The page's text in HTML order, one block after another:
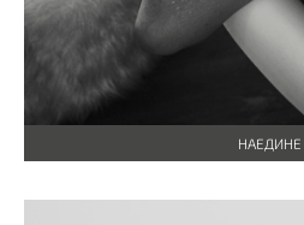
НАЕДИНЕ